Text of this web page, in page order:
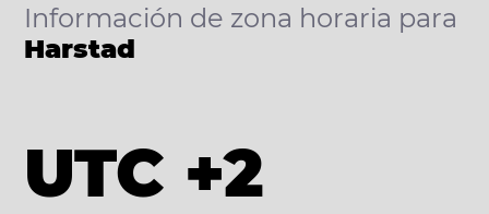
Información de zona horaria para
Harstad
UTC +2